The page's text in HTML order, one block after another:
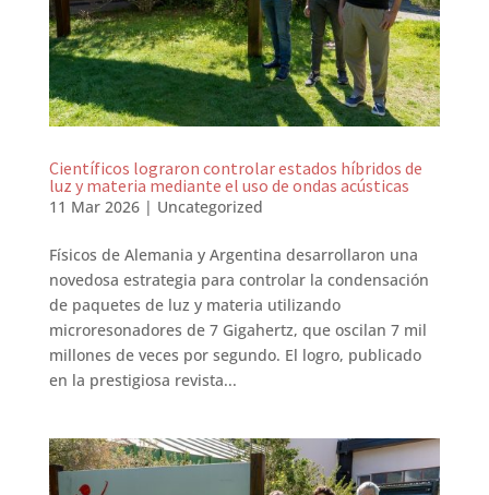
Científicos lograron controlar estados híbridos de
luz y materia mediante el uso de ondas acústicas
11 Mar 2026| Uncategorized
Físicos de Alemania y Argentina desarrollaron una
novedosa estrategia para controlar la condensación
de paquetes de luz y materia utilizando
microresonadores de 7 Gigahertz, que oscilan 7 mil
millones de veces por segundo. El logro, publicado
en la prestigiosa revista...